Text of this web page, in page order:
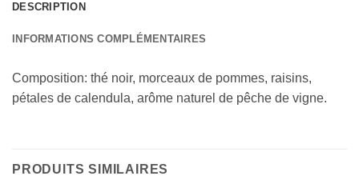
DESCRIPTION
INFORMATIONS COMPLÉMENTAIRES
Composition: thé noir, morceaux de pommes, raisins,
pétales de calendula, arôme naturel de pêche de vigne.
PRODUITS SIMILAIRES